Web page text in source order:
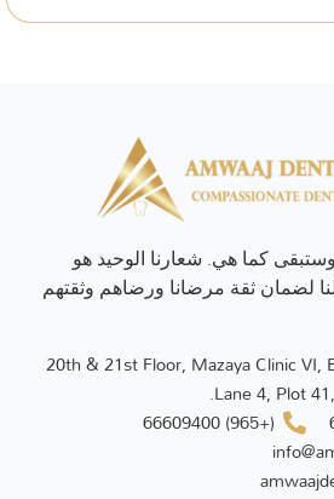
كما هي. شعارنا الوحيد هو
لضمان ثقة مرضانا ورضاهم وثقتهم
20th & 21st Floor, Mazaya Clinic VI,
Lane 4, Plot
(+965) 66609400